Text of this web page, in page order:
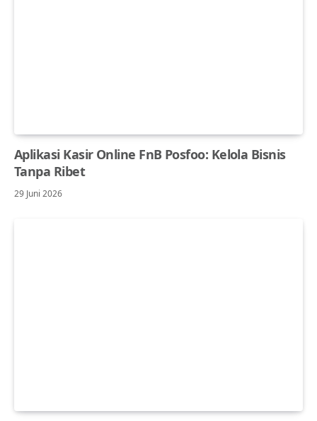
Aplikasi Kasir Online FnB Posfoo: Kelola Bisnis
Tanpa Ribet
29 Juni 2026